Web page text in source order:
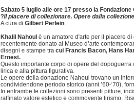
Sabato 5 luglio alle ore 17 presso la
?Il piacere di collezionare. Opere dalla
A cura di Gilbert Perlein
Khalil Nahoul è un amatore d'arte per il piacere
recentemente donato al Museo d’arte
disegni e stampe tra cui Francis Bacon, Hans
Ernest.
Questo importante corpo di opere del
lirica e alla pittura figurativa.
Le opere della donazione Nahoul trovano un
condividendone periodo storico (anni ’60-‘70),
In entrambe le collezioni sono presenti pitture,
raffinato valore estetico e commovente lirismo.